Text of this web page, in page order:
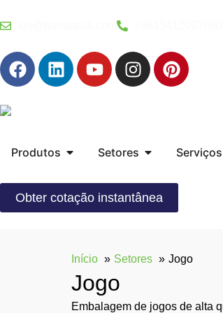
Produtos Setores Serviços
Obter cotação instantânea
Início Setores Jogo
Jogo
Embalagem de jogos de alta